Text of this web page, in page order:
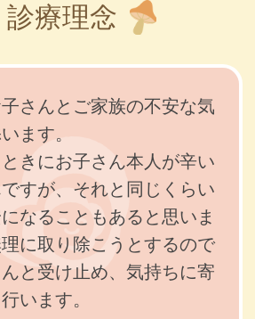
診療理念
さんとご家族の不安な気
ます。
きにお子さん本人が辛い
すが、それと同じくらい
なることもあると思いま
に取り除こうとするので
と受け止め、気持ちに寄
います。